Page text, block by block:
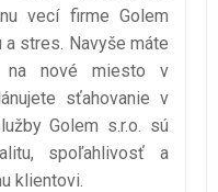
vecí firme Golem
a stres. Navyše máte
na nové miesto v
sťahovanie v
Golem s.r.o. sú
spoľahlivosť a
klientovi.